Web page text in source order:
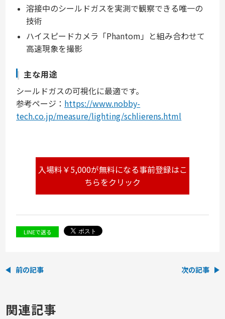
溶接中のシールドガスを実測で観察できる唯一の
技術
ハイスピードカメラ「Phantom」と組み合わせて
高速現象を撮影
主な用途
シールドガスの可視化に最適です。
参考ページ： https://www.nobby-
tech.co.jp/measure/lighting/schlierens.html
入場料￥5,000が無料になる事前登録はこ
ちらをクリック
LINEで送る
前の記事 次の記事
関連記事